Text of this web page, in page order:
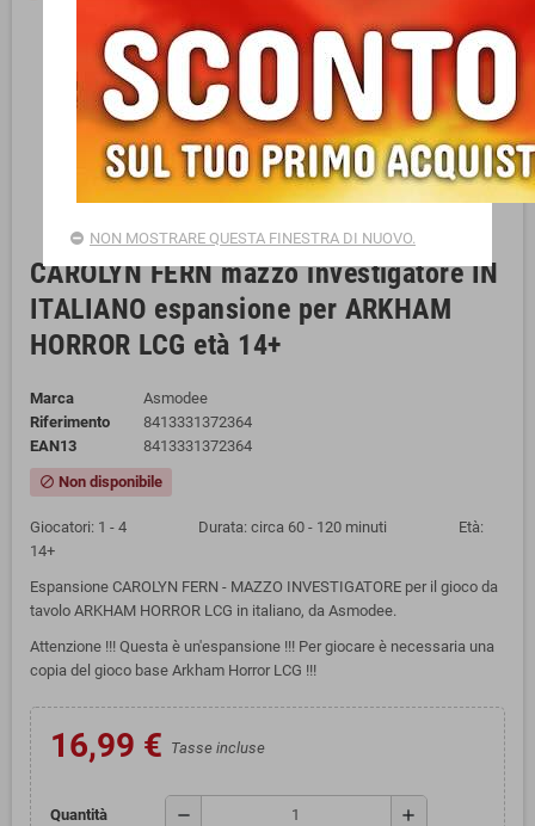
CAROLYN FERN mazzo investigatore IN
ITALIANO espansione per ARKHAM
HORROR LCG età 14+
Marca
Asmodee
Riferimento
8413331372364
EAN13
8413331372364
block Non disponibile
Giocatori: 1 - 4 Durata: circa 60 - 120 minuti Età:
14+
Espansione CAROLYN FERN - MAZZO INVESTIGATORE per il gioco da
tavolo ARKHAM HORROR LCG in italiano, da Asmodee.
Attenzione !!! Questa è un'espansione !!! Per giocare è necessaria una
copia del gioco base Arkham Horror LCG !!!
16,99 € Tasse incluse
Quantità remove add
NON MOSTRARE QUESTA FINESTRA DI NUOVO.